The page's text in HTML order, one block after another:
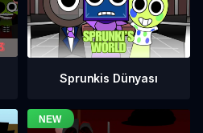
Sprunkis Dünyası